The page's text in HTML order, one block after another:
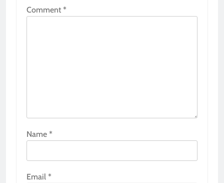
Comment *
Name *
Email *